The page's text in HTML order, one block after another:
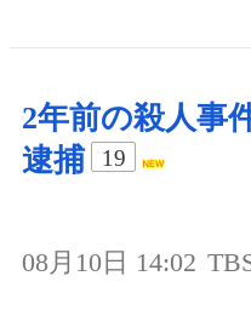
2年前の殺人事
逮捕
19
08月10日 14:02